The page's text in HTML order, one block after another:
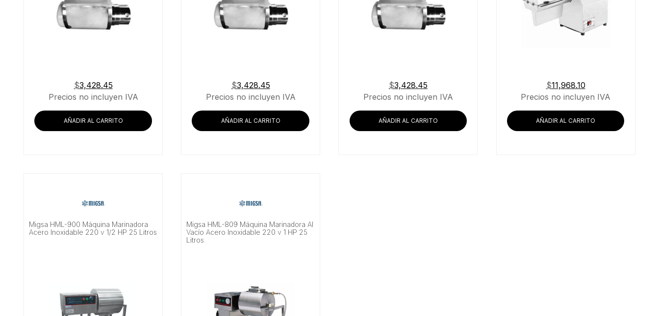
$3,428.45
Precios no incluyen IVA
AÑADIR AL CARRITO
$3,428.45
Precios no incluyen IVA
AÑADIR AL CARRITO
$3,428.45
Precios no incluyen IVA
AÑADIR AL CARRITO
$11,968.10
Precios no incluyen IVA
AÑADIR AL CARRITO
Migsa HML-900 Máquina Marinadora
Acero Inoxidable 220 v 1/2 HP 25 Litros
Migsa HML-809 Máquina Marinadora Al
Vacío Acero Inoxidable 220 v 1 HP 25
Litros